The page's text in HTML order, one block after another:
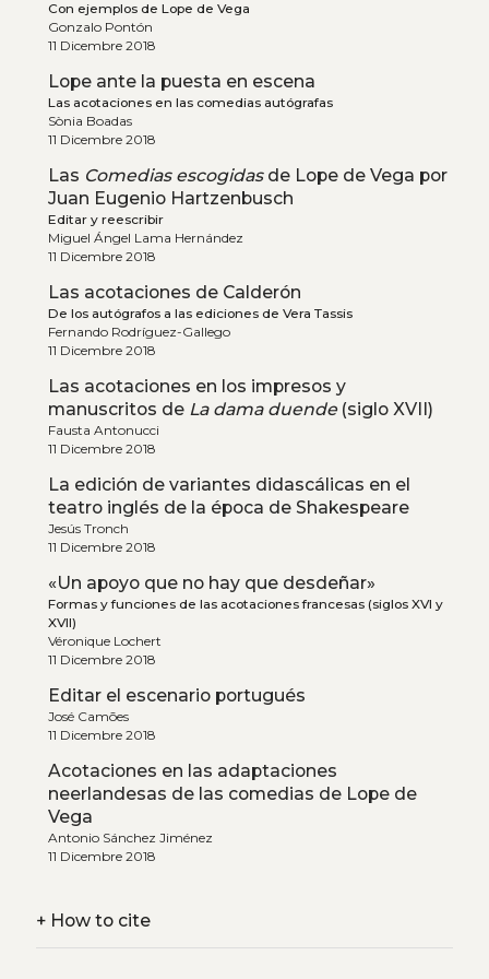
Con ejemplos de Lope de Vega
Gonzalo Pontón
11 Dicembre 2018
Lope ante la puesta en escena
Las acotaciones en las comedias autógrafas
Sònia Boadas
11 Dicembre 2018
Las Comedias escogidasde Lope de Vega por
Juan Eugenio Hartzenbusch
Editar y reescribir
Miguel Ángel Lama Hernández
11 Dicembre 2018
Las acotaciones de Calderón
De los autógrafos a las ediciones de Vera Tassis
Fernando Rodríguez-Gallego
11 Dicembre 2018
Las acotaciones en los impresos y
manuscritos de La dama duende(siglo XVII)
Fausta Antonucci
11 Dicembre 2018
La edición de variantes didascálicas en el
teatro inglés de la época de Shakespeare
Jesús Tronch
11 Dicembre 2018
«Un apoyo que no hay que desdeñar»
Formas y funciones de las acotaciones francesas (siglos XVI y
XVII)
Véronique Lochert
11 Dicembre 2018
Editar el escenario portugués
José Camões
11 Dicembre 2018
Acotaciones en las adaptaciones
neerlandesas de las comedias de Lope de
Vega
Antonio Sánchez Jiménez
11 Dicembre 2018
+How to cite